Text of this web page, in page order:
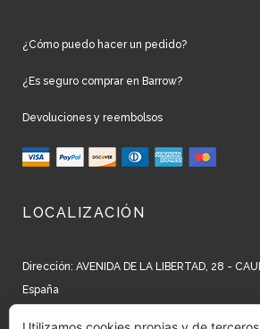
¿Cómo puedo hacer un pedido?
¿Es seguro comprar en Barrow?
Devoluciones y reembolsos
LOCALIZACIÓN
Dirección: AVENIDA DE LA LIBERTAD, 28 -
España
Teléfono: +34 965 827 250